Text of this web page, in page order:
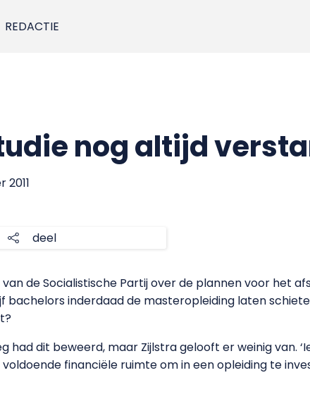
REDACTIE
nog altijd
2011
deel
de Socialistische Partij over de plannen voor het
bachelors inderdaad de masteropleiding laten
had dit beweerd, maar Zijlstra gelooft er weinig van.
financiële ruimte om in een opleiding te